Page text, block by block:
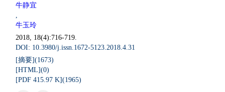
牛静宜
,
牛玉玲
2018, 18(4):716-719.
DOI: 10.3980/j.issn.1672-5123.2018.4.31
[摘要](1673)
[HTML](0)
[PDF 415.97 K](1965)